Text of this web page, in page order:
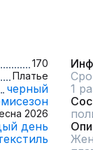
170
Платье
черный
2026
день
1